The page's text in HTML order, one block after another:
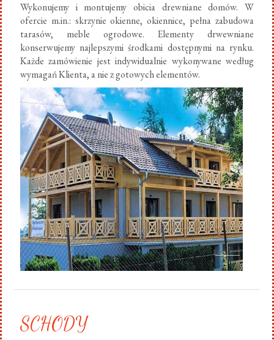
Wykonujemy i montujemy obicia drewniane domów. W
ofercie m.in.: skrzynie okienne, okiennice, pełna zabudowa
tarasów, meble ogrodowe. Elementy drwewniane
konserwujemy najlepszymi środkami dostępnymi na rynku.
Każde zamówienie jest indywidualnie wykonywane według
wymagań Klienta, a nie z gotowych elementów.
SCHODY